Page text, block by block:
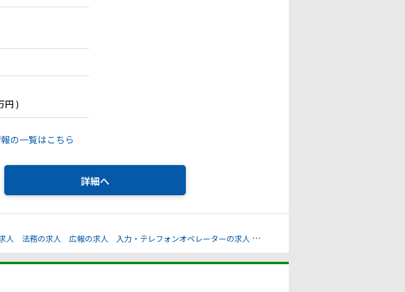
円 )
の一覧はこちら
詳細へ
人 法務の求人 広報の求人 入力・テレフォンオペレーターの求人 販売スタッフ・接客・店長の求人